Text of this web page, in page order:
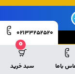
باما
0
سبد خرید
02133252520